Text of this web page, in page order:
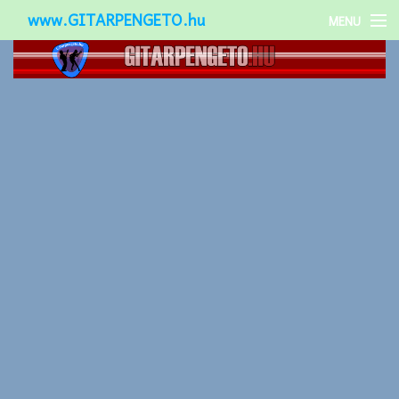
www.GITARPENGETO.hu MENU
Népszerű-